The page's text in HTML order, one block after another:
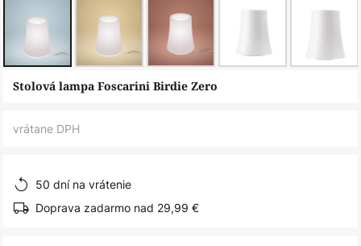
Preskočiť
Stolová lampa Foscarini Birdie Zero
vrátane DPH
50 dní na vrátenie
Doprava zadarmo nad 29,99 €